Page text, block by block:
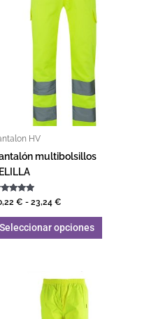
HV
multibolsillos
con
5
€ - 23,24 €
Seleccionar opciones
tiene múltiples variantes.